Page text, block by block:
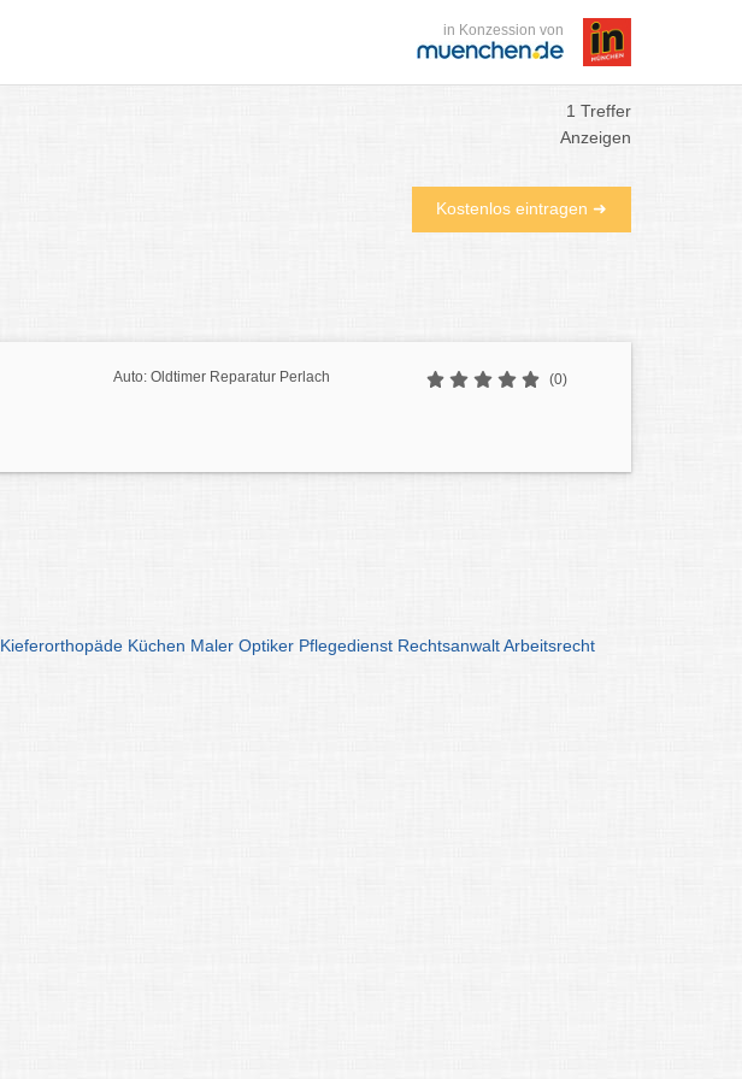
in Konzession von
1 Treffer
Anzeigen
Kostenlos eintragen ➜
Auto: Oldtimer Reparatur Perlach (0)
Kieferorthopäde Küchen Maler Optiker Pflegedienst RechtsanwaltArbeitsrecht